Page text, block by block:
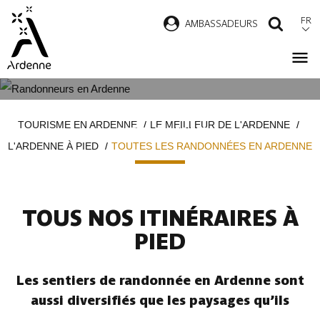
contenu
principal
AMBASSADEURS FR
ARDENNE
d'ArianeTOURISME EN ARDENNE
LE MEILLEUR DE L'ARDENNE
L'ARDENNE À PIED
TOUTES LES RANDONNÉES EN ARDENNE
TOUS NOS ITINÉRAIRES À
PIED
Les sentiers de randonnée en Ardenne sont
aussi diversifiés que les paysages qu’ils